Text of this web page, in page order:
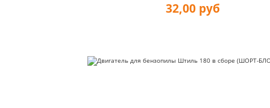
32,00 руб